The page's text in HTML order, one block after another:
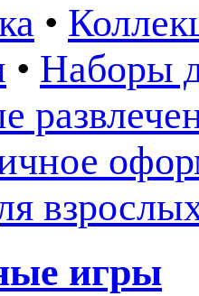
•
• Наборы
игры